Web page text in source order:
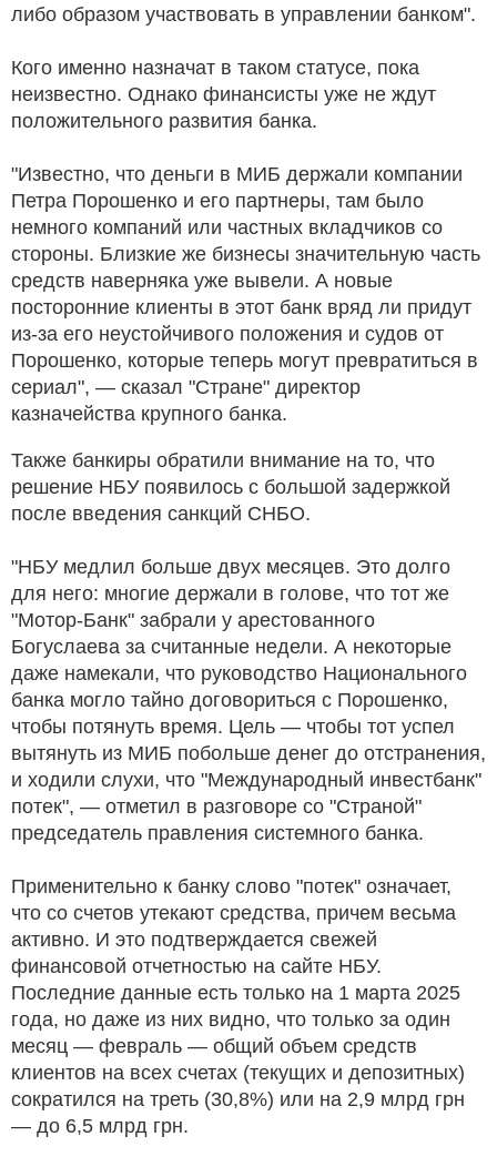
либо образом участвовать в управлении банком".
Кого именно назначат в таком статусе, пока
неизвестно. Однако финансисты уже не ждут
положительного развития банка.
"Известно, что деньги в МИБ держали компании
Петра Порошенко и его партнеры, там было
немного компаний или частных вкладчиков со
стороны. Близкие же бизнесы значительную часть
средств наверняка уже вывели. А новые
посторонние клиенты в этот банк вряд ли придут
из-за его неустойчивого положения и судов от
Порошенко, которые теперь могут превратиться в
сериал", — сказал "Стране" директор
казначейства крупного банка.
Также банкиры обратили внимание на то, что
решение НБУ появилось с большой задержкой
после введения санкций СНБО.
"НБУ медлил больше двух месяцев. Это долго
для него: многие держали в голове, что тот же
"Мотор-Банк" забрали у арестованного
Богуслаева за считанные недели. А некоторые
даже намекали, что руководство Национального
банка могло тайно договориться с Порошенко,
чтобы потянуть время. Цель — чтобы тот успел
вытянуть из МИБ побольше денег до отстранения,
и ходили слухи, что "Международный инвестбанк"
потек", — отметил в разговоре со "Страной"
председатель правления системного банка.
Применительно к банку слово "потек" означает,
что со счетов утекают средства, причем весьма
активно. И это подтверждается свежей
финансовой отчетностью на сайте НБУ.
Последние данные есть только на 1 марта 2025
года, но даже из них видно, что только за один
месяц — февраль — общий объем средств
клиентов на всех счетах (текущих и депозитных)
сократился на треть (30,8%) или на 2,9 млрд грн
— до 6,5 млрд грн.